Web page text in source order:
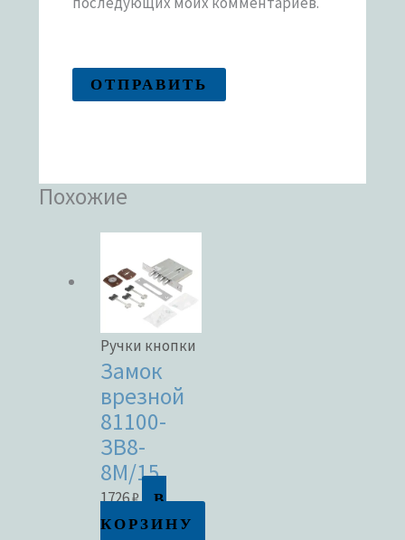
Похожие
Ручки кнопки
Замок
врезной
81100-
ЗВ8-
8М/15
1726₽
В
КОРЗИНУ